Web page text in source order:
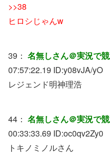
>>38
ヒロシじゃんw
39： 名無しさん＠実況で
07:57:22.19 ID:y08vJA/yO
レジェンド明神理浩
44： 名無しさん＠実況で
00:33:33.69 ID:oc0qv2Zy0
トキノミノルさん